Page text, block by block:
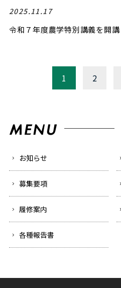
2025.11.17
令和７年度農学特別講義を開講
1 2
お知らせ
募集要項
履修案内
各種報告書